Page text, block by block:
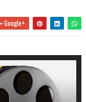
Google+